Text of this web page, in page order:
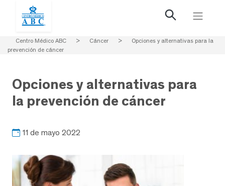
Centro Médico ABC > Cáncer >
Opciones y alternativas para la
prevención de cáncer
Opciones y alternativas para
la prevención de cáncer
11 de mayo 2022